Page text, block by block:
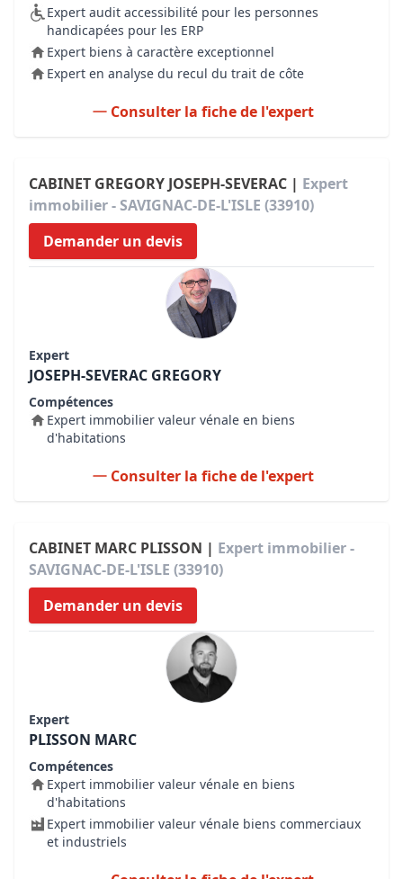
Expert audit accessibilité pour les personnes
handicapées pour les ERP
Expert biens à caractère exceptionnel
Expert en analyse du recul du trait de côte
Consulter la fiche de l'expert
CABINET GREGORY JOSEPH-SEVERAC | Expert
immobilier - SAVIGNAC-DE-L'ISLE (33910)
Demander un devis
Expert
JOSEPH-SEVERAC GREGORY
Compétences
Expert immobilier valeur vénale en biens
d'habitations
Consulter la fiche de l'expert
CABINET MARC PLISSON | Expert immobilier -
SAVIGNAC-DE-L'ISLE (33910)
Demander un devis
Expert
PLISSON MARC
Compétences
Expert immobilier valeur vénale en biens
d'habitations
Expert immobilier valeur vénale biens commerciaux
et industriels